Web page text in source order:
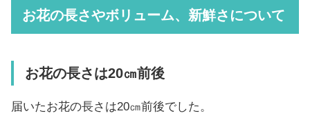
お花の長さやボリューム、新鮮さについて
お花の長さは20㎝前後
届いたお花の長さは20㎝前後でした。